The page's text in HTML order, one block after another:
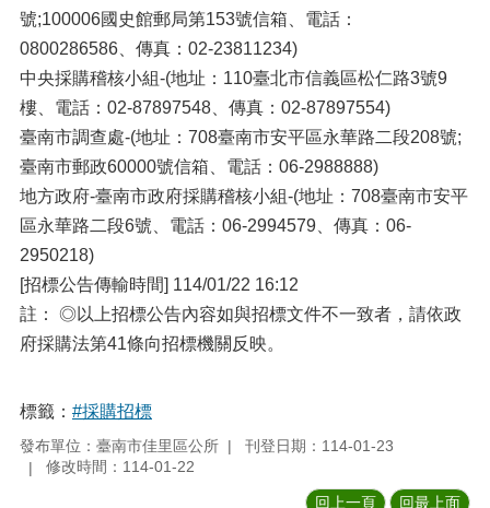
號;100006國史館郵局第153號信箱、電話：
0800286586、傳真：02-23811234)
中央採購稽核小組-(地址：110臺北市信義區松仁路3號9
樓、電話：02-87897548、傳真：02-87897554)
臺南市調查處-(地址：708臺南市安平區永華路二段208號;
臺南市郵政60000號信箱、電話：06-2988888)
地方政府-臺南市政府採購稽核小組-(地址：708臺南市安平
區永華路二段6號、電話：06-2994579、傳真：06-
2950218)
[招標公告傳輸時間] 114/01/22 16:12
註： ◎以上招標公告內容如與招標文件不一致者，請依政
府採購法第41條向招標機關反映。
標籤： #採購招標
發布單位：臺南市佳里區公所
刊登日期：114-01-23
修改時間：114-01-22
回上一頁 回最上面